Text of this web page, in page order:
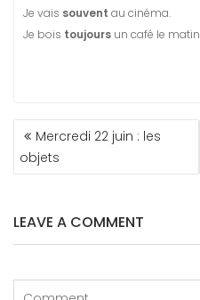
Je vais souvent au cinéma.
Je bois toujours un café le
NAVIGATION
DE
L’ARTICLE
Mercredi 22 juin : les
objets
LEAVE A COMMENT